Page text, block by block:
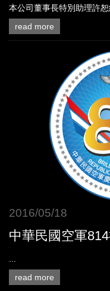
本公司董事長特別助理許恕
read more
2016/05/18
中華民國空軍
read more